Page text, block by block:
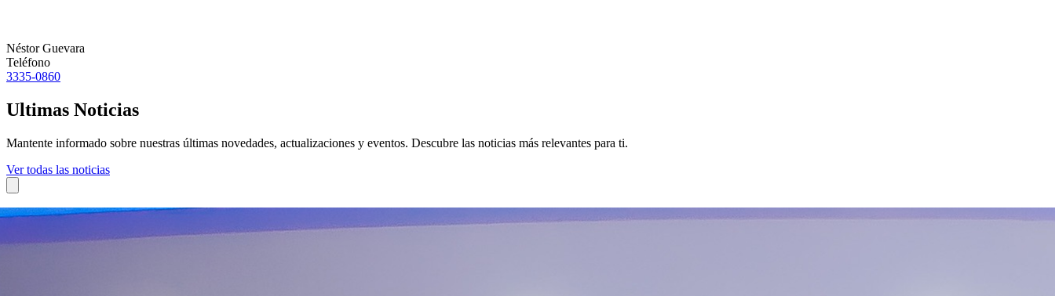
Néstor Guevara
Teléfono
3335-0860
Ultimas Noticias
Mantente informado sobre nuestras últimas novedades, actualizaciones y eventos. Descubre las noticias más relevantes para ti.
Ver todas las noticias